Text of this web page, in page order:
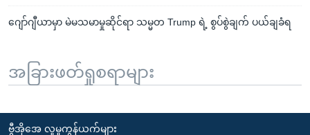
ဂျော်ဂျီယာမှာ မဲမသမာမှုဆိုင်ရာ သမ္မတ Trump ရဲ့ စွပ်စွဲချက် ပယ်ချခံရ
အခြားဖတ်ရှုစရာများ
ဗွီအိုအေ လူမှုကွန်ယက်များ